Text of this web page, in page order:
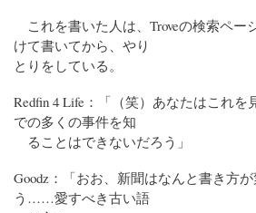
これを書いた人は、Troveの検索ペー
けて書いてから、やり
とりをしている。
Redfin 4 Life：「（笑）あなたはこれを
での多くの事件を知
ることはできないだろう」
Goodz：「おお、新聞はなんと書き方
う……愛すべき古い語